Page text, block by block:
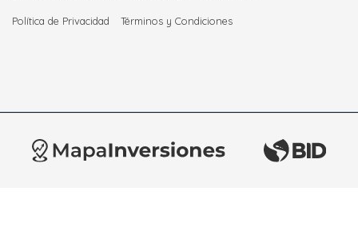
Política de Privacidad Términos y Condiciones